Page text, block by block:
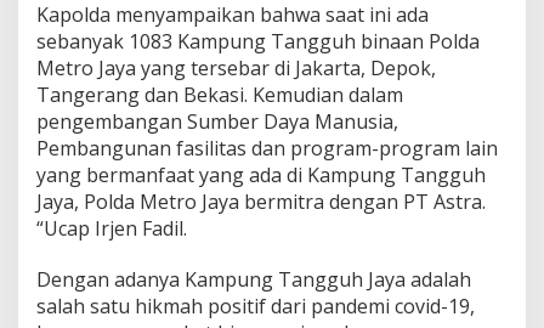
Kapolda menyampaikan bahwa saat ini ada
sebanyak 1083 Kampung Tangguh binaan Polda
Metro Jaya yang tersebar di Jakarta, Depok,
Tangerang dan Bekasi. Kemudian dalam
pengembangan Sumber Daya Manusia,
Pembangunan fasilitas dan program-program lain
yang bermanfaat yang ada di Kampung Tangguh
Jaya, Polda Metro Jaya bermitra dengan PT Astra.
“Ucap Irjen Fadil.
Dengan adanya Kampung Tangguh Jaya adalah
salah satu hikmah positif dari pandemi covid-19,